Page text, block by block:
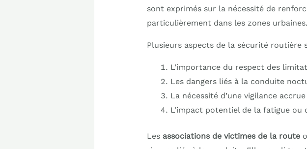
sont exprimés sur la nécessité de
particulièrement dans les zones urbaines.
Plusieurs aspects de la sécurité
L’importance du respect des
Les dangers liés à la conduite
La nécessité d’une vigilance
L’impact potentiel de la fatigue
Les associations de victimes de la route